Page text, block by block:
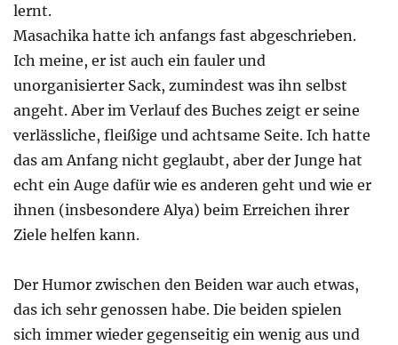
lernt.
Masachika hatte ich anfangs fast abgeschrieben.
Ich meine, er ist auch ein fauler und
unorganisierter Sack, zumindest was ihn selbst
angeht. Aber im Verlauf des Buches zeigt er seine
verlässliche, fleißige und achtsame Seite. Ich hatte
das am Anfang nicht geglaubt, aber der Junge hat
echt ein Auge dafür wie es anderen geht und wie er
ihnen (insbesondere Alya) beim Erreichen ihrer
Ziele helfen kann.
Der Humor zwischen den Beiden war auch etwas,
das ich sehr genossen habe. Die beiden spielen
sich immer wieder gegenseitig ein wenig aus und